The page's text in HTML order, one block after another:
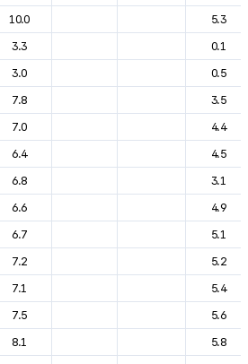
10.0
5.3
3.3
0.1
3.0
0.5
7.8
3.5
7.0
4.4
6.4
4.5
6.8
3.1
6.6
4.9
6.7
5.1
7.2
5.2
7.1
5.4
7.5
5.6
8.1
5.8